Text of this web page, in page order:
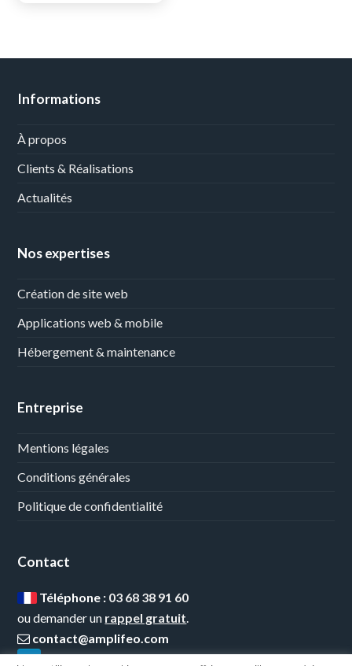
Informations
À propos
Clients & Réalisations
Actualités
Nos expertises
Création de site web
Applications web & mobile
Hébergement & maintenance
Entreprise
Mentions légales
Conditions générales
Politique de confidentialité
Contact
Téléphone : 03 68 38 91 60
ou demander un rappel gratuit
contact@amplifeo.com